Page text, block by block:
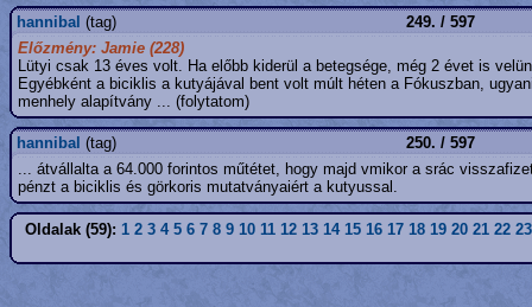
hannibal (tag)
249. / 597
Előzmény: Jamie (228)
Lütyi csak 13 éves volt. Ha előbb kiderül a betegsége, még 2 évet is
Egyébként a biciklis a kutyájával bent volt múlt héten a Fókuszban,
menhely alapítvány ... (folytatom)
hannibal (tag)
250. / 597
... átvállalta a 64.000 forintos műtétet, hogy majd vmikor a srác
pénzt a biciklis és görkoris mutatványaiért a kutyussal.
Oldalak (59): 1 2 3 4 5 6 7 8 9 10 11 12 13 14 15 16 17 18 19 20 21 22 23